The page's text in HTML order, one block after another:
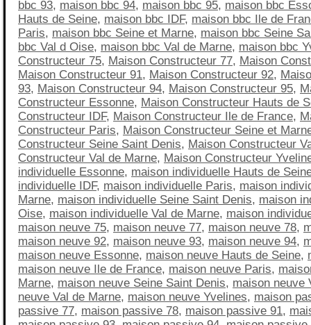
bbc 93, maison bbc 94, maison bbc 95, maison bbc
Hauts de Seine, maison bbc IDF, maison bbc Ile de
Paris, maison bbc Seine et Marne, maison bbc Seine
bbc Val d Oise, maison bbc Val de Marne, maison bbc
Constructeur 75, Maison Constructeur 77, Maison
Maison Constructeur 91, Maison Constructeur 92,
93, Maison Constructeur 94, Maison Constructeur 95,
Constructeur Essonne, Maison Constructeur Hauts de
Constructeur IDF, Maison Constructeur Ile de France,
Constructeur Paris, Maison Constructeur Seine et
Constructeur Seine Saint Denis, Maison Constructeur
Constructeur Val de Marne, Maison Constructeur
individuelle Essonne, maison individuelle Hauts de
individuelle IDF, maison individuelle Paris, maison
Marne, maison individuelle Seine Saint Denis, maison
Oise, maison individuelle Val de Marne, maison
maison neuve 75, maison neuve 77, maison neuve 78,
maison neuve 92, maison neuve 93, maison neuve 94,
maison neuve Essonne, maison neuve Hauts de Seine,
maison neuve Ile de France, maison neuve Paris,
Marne, maison neuve Seine Saint Denis, maison neuve
neuve Val de Marne, maison neuve Yvelines, maison
passive 77, maison passive 78, maison passive 91,